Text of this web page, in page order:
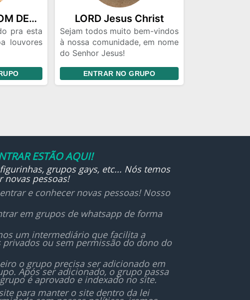
🎸🎹🎷🎧 .
o nome
INTIMIDADE COM DEUS🔥
pra esta
louvores
Deus
e
LORD Jesus Christ
Sejam todos muito bem-vindos
à nossa comunidade, em nome
do Senhor Jesus!
com amor e sinceridade no
coração.
nós.
Anunciamos a Palavra do
SENHOR com temor e
reverência,
mas a glória de Deus.
Os devocionais são guiados
pelo Espírito Santo,
e não por sabedoria de
homens.
Ensinamos os filhos a
ENTRAR NO GRUPO
ESTÃO AQUI!
grupos gays, etc... Nós temos
novas pessoas!
e conhecer novas pessoas! Nosso
em grupos de whatsapp de forma
um intermediário que facilita a
ou sem permissão do dono do
o grupo precisa ser adicionado em
Após ser adicionado, o grupo passa
é aprovado e indexado no site.
para manter o site dentro da lei